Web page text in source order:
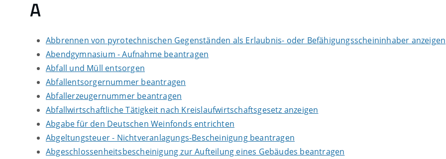
A
Abbrennen von pyrotechnischen Gegenständen als Erlaubnis- oder Befähigungsscheininhaber anzeigen
Abendgymnasium - Aufnahme beantragen
Abfall und Müll entsorgen
Abfallentsorgernummer beantragen
Abfallerzeugernummer beantragen
Abfallwirtschaftliche Tätigkeit nach Kreislaufwirtschaftsgesetz anzeigen
Abgabe für den Deutschen Weinfonds entrichten
Abgeltungsteuer - Nichtveranlagungs-Bescheinigung beantragen
Abgeschlossenheitsbescheinigung zur Aufteilung eines Gebäudes beantragen